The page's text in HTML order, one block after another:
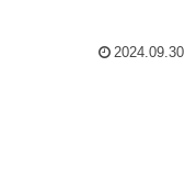
2024.09.30